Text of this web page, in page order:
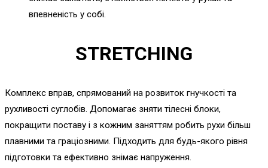
впевненість у собі.
STRETCHING
Комплекс вправ, спрямований на розвиток гнучкості та
рухливості суглобів. Допомагає зняти тілесні блоки,
покращити поставу і з кожним заняттям робить рухи більш
плавними та граціозними. Підходить для будь-якого рівня
підготовки та ефективно знімає напруження.